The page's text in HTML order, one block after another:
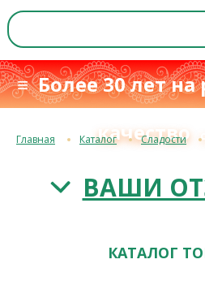
≡ Более 30 лет
качество
Главная Каталог Сладости
ВАШИ
КАТАЛОГ